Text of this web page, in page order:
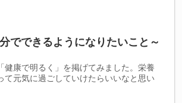
でできるようになりたいこと～
健康で明るく」を掲げてみました。栄養
て元気に過ごしていけたらいいなと思い